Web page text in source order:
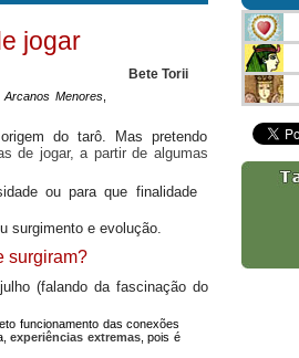
jogar
Bete Torii
Menores,
do tarô. Mas pretendo
de jogar, a partir de algumas
ou para que finalidade
surgimento e evolução.
surgiram?
(falando da fascinação do
funcionamento das conexões
experiências extremas, pois é